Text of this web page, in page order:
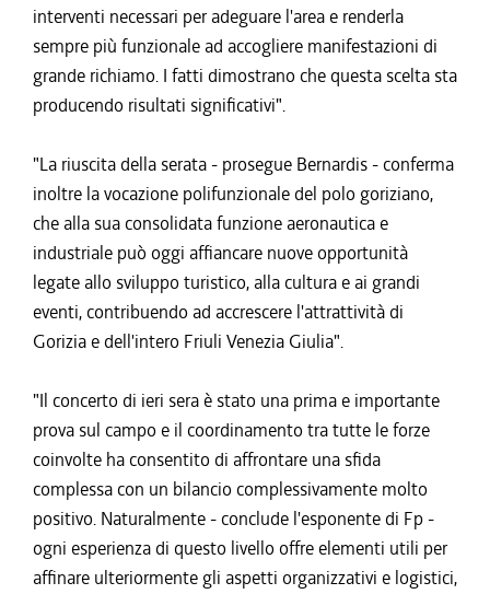
interventi necessari per adeguare l'area e renderla
sempre più funzionale ad accogliere manifestazioni di
grande richiamo. I fatti dimostrano che questa scelta sta
producendo risultati significativi".
"La riuscita della serata - prosegue Bernardis - conferma
inoltre la vocazione polifunzionale del polo goriziano,
che alla sua consolidata funzione aeronautica e
industriale può oggi affiancare nuove opportunità
legate allo sviluppo turistico, alla cultura e ai grandi
eventi, contribuendo ad accrescere l'attrattività di
Gorizia e dell'intero Friuli Venezia Giulia".
"Il concerto di ieri sera è stato una prima e importante
prova sul campo e il coordinamento tra tutte le forze
coinvolte ha consentito di affrontare una sfida
complessa con un bilancio complessivamente molto
positivo. Naturalmente - conclude l'esponente di Fp -
ogni esperienza di questo livello offre elementi utili per
affinare ulteriormente gli aspetti organizzativi e logistici,